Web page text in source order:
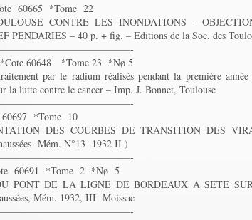
60665 *Tome 22
CONTRE LES INONDATIONS –
PENDARIES – 40 p. + fig. – Editions de la Soc. des
60648 *Tome 23 *Nø 5
par le radium réalisés pendant la première
la lutte contre le cancer – Imp. J. Bonnet, Toulouse
*Tome 10
DES COURBES DE TRANSITION DES
Mém. N°13- 1932 II )
60691 *Tome 2 *Nø 5
PONT DE LA LIGNE DE BORDEAUX A SETE
Mém. 1932, III Moissac